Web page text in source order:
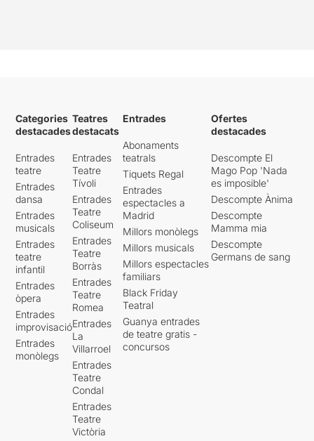
Categories
destacades
Entrades
teatre
Entrades
dansa
Entrades
musicals
Entrades
teatre
infantil
Entrades
òpera
Entrades
improvisació
Entrades
monòlegs
Teatres
destacats
Entrades
Teatre
Tívoli
Entrades
Teatre
Coliseum
Entrades
Teatre
Borràs
Entrades
Teatre
Romea
Entrades
La
Villarroel
Entrades
Teatre
Condal
Entrades
Teatre
Victòria
Entrades
Abonaments
teatrals
Tiquets Regal
Entrades
espectacles a
Madrid
Millors monòlegs
Millors musicals
Millors espectacles
familiars
Black Friday
Teatral
Guanya entrades
de teatre gratis -
concursos
Ofertes
destacades
Descompte El
Mago Pop 'Nada
es imposible'
Descompte Ànima
Descompte
Mamma mia
Descompte
Germans de sang